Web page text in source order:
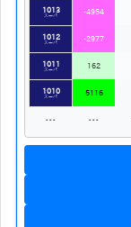
1013
スーパ
-4954
1012
スーパ
-2977
1011
スーパ
162
1010
スーパ
5116
… …